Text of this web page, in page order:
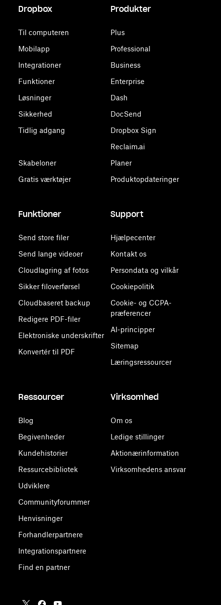
Dropbox
Til computeren
Mobilapp
Integrationer
Funktioner
Løsninger
Sikkerhed
Tidlig adgang
Skabeloner
Gratis værktøjer
Produkter
Plus
Professional
Business
Enterprise
Dash
DocSend
Dropbox Sign
Reclaim.ai
Planer
Produktopdateringer
Funktioner
Send store filer
Send lange videoer
Cloudlagring af fotos
Sikker filoverførsel
Cloudbaseret backup
Redigere PDF-filer
Elektroniske underskrifter
Konvertér til PDF
Support
Hjælpecenter
Kontakt os
Persondata og vilkår
Cookiepolitik
Cookie- og CCPA-
præferencer
AI-principper
Sitemap
Læringsressourcer
Ressourcer
Blog
Begivenheder
Kundehistorier
Ressurcebibliotek
Udviklere
Communityforummer
Henvisninger
Forhandlerpartnere
Integrationspartnere
Find en partner
Virksomhed
Om os
Ledige stillinger
Aktionærinformation
Virksomhedens ansvar